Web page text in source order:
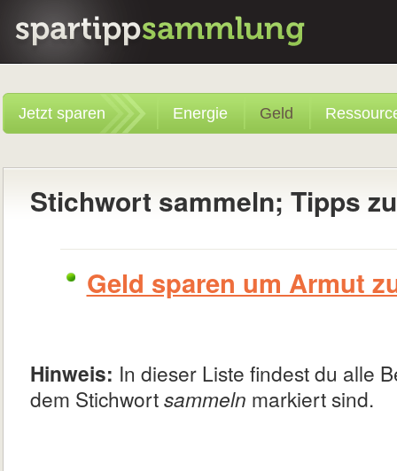
Jetzt sparen Energie Geld
Stichwort sammeln; Tipps
Geld sparen um Armut
Hinweis: In dieser Liste findest du alle
dem Stichwortsammeln markiert sind.